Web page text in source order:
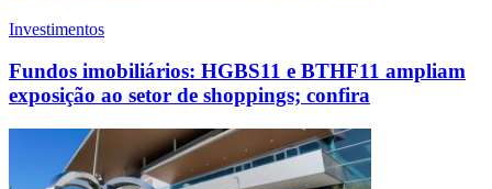
Investimentos
Fundos imobiliários: HGBS11 e BTHF11 ampliam
exposição ao setor de shoppings; confira